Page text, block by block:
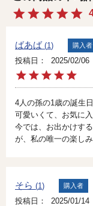
ばあば 1 購入者
投稿日
2025/02/06
4人の孫の1歳の誕生
可愛いくて、お気に
今では、お出かけす
が、私の唯一の楽し
そら 1 購入者
投稿日
2025/01/14